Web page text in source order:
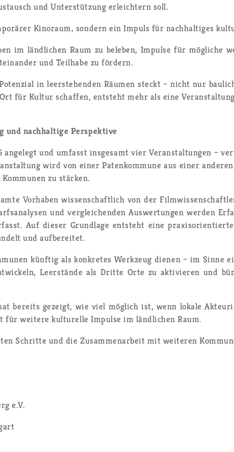
und Un­ter­stüt­zung er­leich­tern soll.
Ki­no­raum, son­dern ein Im­puls für nach­hal­ti­ges
im länd­li­chen Raum zu be­le­ben, Im­pul­se für mög­li­che
und Teil­ha­be zu för­dern.
in leer­ste­hen­den Räu­men steckt – nicht nur
für Kul­tur schaf­fen, ent­steht mehr als eine
und nach­hal­ti­ge Per­spek­ti­ve
an­ge­legt und um­fasst ins­ge­samt vier Ver­an­stal­tun­gen –
wird von einer Pa­ten­kom­mu­ne aus einer
zu stär­ken.
Vor­ha­ben wis­sen­schaft­lich von der
und ver­glei­chen­den Aus­wer­tun­gen wer­den
Auf die­ser Grund­la­ge ent­steht eine
und auf­be­rei­tet.
künf­tig als kon­kre­tes Werk­zeug die­nen – im Sinne
Leer­stän­de als Drit­te Orte zu ak­ti­vie­ren und
be­reits ge­zeigt, wie viel mög­lich ist, wenn lo­ka­le
für wei­te­re kul­tu­rel­le Im­pul­se im länd­li­chen Raum.
Schrit­te und die Zu­sam­men­ar­beit mit wei­te­ren
e.V.